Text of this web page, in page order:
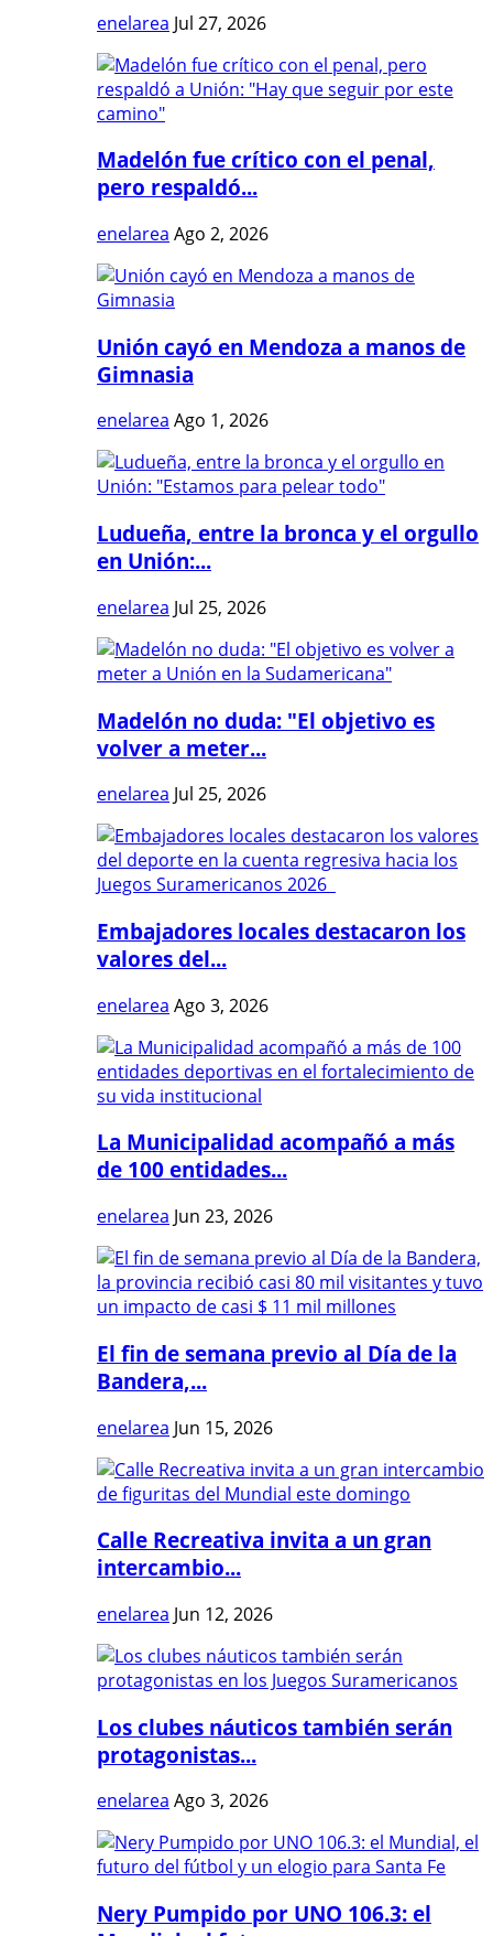
enelarea Jul 27, 2026
Madelón fue crítico con el penal,
pero respaldó...
enelarea Ago 2, 2026
Unión cayó en Mendoza a manos de
Gimnasia
enelarea Ago 1, 2026
Ludueña, entre la bronca y el orgullo
en Unión:...
enelarea Jul 25, 2026
Madelón no duda: "El objetivo es
volver a meter...
enelarea Jul 25, 2026
Embajadores locales destacaron los
valores del...
enelarea Ago 3, 2026
La Municipalidad acompañó a más
de 100 entidades...
enelarea Jun 23, 2026
El fin de semana previo al Día de la
Bandera,...
enelarea Jun 15, 2026
Calle Recreativa invita a un gran
intercambio...
enelarea Jun 12, 2026
Los clubes náuticos también serán
protagonistas...
enelarea Ago 3, 2026
Nery Pumpido por UNO 106.3: el